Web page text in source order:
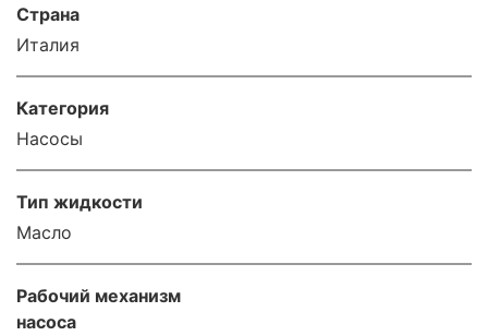
Страна
Италия
Категория
Насосы
Тип жидкости
Масло
Рабочий механизм
насоса